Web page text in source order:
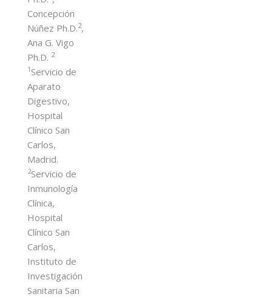
Concepción
Núñez Ph.D.2,
Ana G. Vigo
Ph.D. 2
1 Servicio de
Aparato
Digestivo,
Hospital
Clínico San
Carlos,
Madrid.
2Servicio de
Inmunología
Clínica,
Hospital
Clínico San
Carlos,
Instituto de
Investigación
Sanitaria San